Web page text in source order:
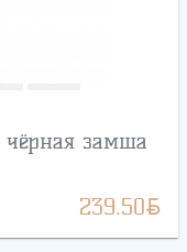
чёрная замша
239.50BYN